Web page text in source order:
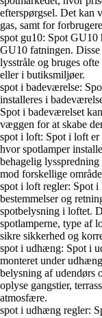
efterspørgsel. Det kan
gas, samt for
spot gu10: Spot GU10
GU10 fatningen.
lysstråle og bruges
eller i butiksmiljøer.
spot i badeværelse:
installeres i
Spot i badeværelset
væggen for at skabe
spot i loft: Spot i loft
hvor spotlamper
behagelig
mod forskellige
spot i loft regler: Spot
bestemmelser og
spotbelysning i loftet.
spotlamperne, type af
sikre sikkerhed og
spot i udhæng: Spot i
monteret under
belysning af udendørs
oplyse gangstier,
atmosfære.
spot i udhæng regler: